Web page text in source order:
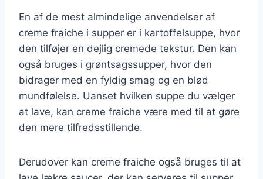
En af de mest almindelige anvendelser af
creme fraiche i supper er i kartoffelsuppe, hvor
den tilføjer en dejlig cremede tekstur. Den kan
også bruges i grøntsagssupper, hvor den
bidrager med en fyldig smag og en blød
mundfølelse. Uanset hvilken suppe du vælger
at lave, kan creme fraiche være med til at gøre
den mere tilfredsstillende.
Derudover kan creme fraiche også bruges til at